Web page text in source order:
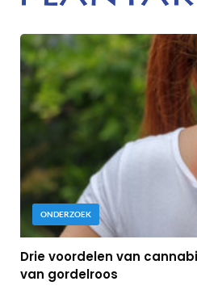
ONDERZOEK
Drie voordelen van
van gordelroos